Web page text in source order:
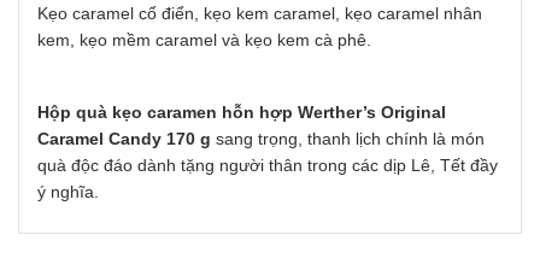
Kẹo caramel cổ điển, kẹo kem caramel, kẹo caramel nhân
kem, kẹo mềm caramel và kẹo kem cà phê.
Hộp quà kẹo caramen hỗn hợp Werther’s Original
Caramel Candy 170 g sang trọng, thanh lịch chính là món
quà độc đáo dành tặng người thân trong các dịp Lê, Tết đầy
ý nghĩa.